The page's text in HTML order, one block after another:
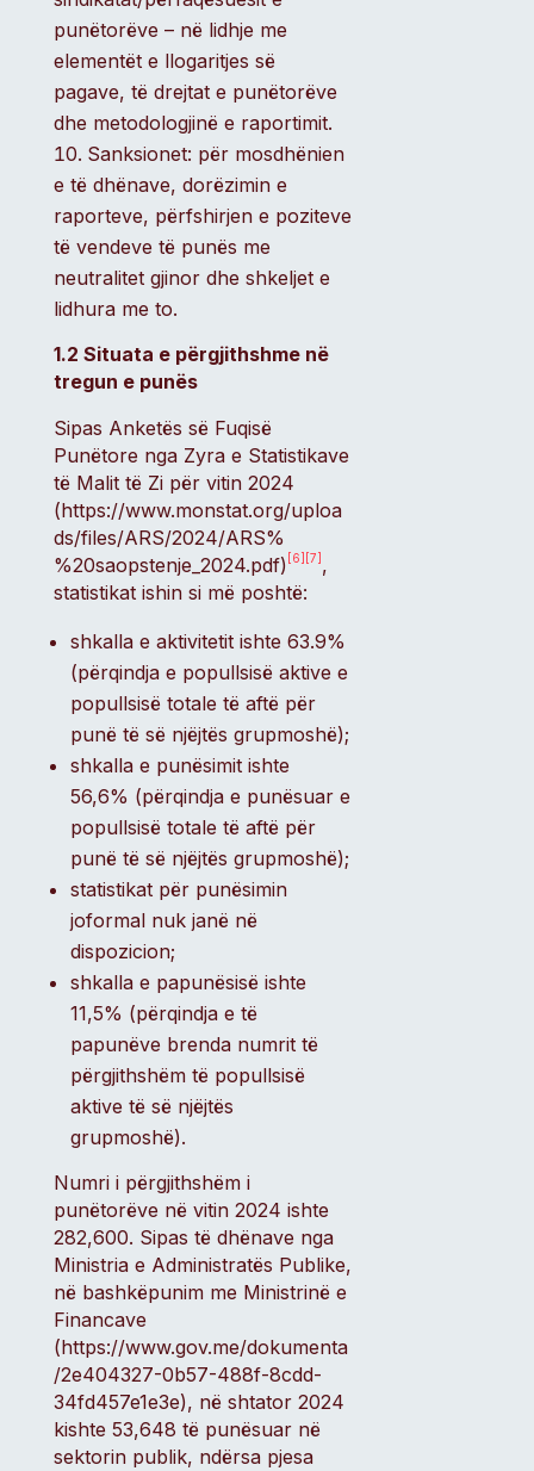
punëtorëve – në lidhje me
elementët e llogaritjes së
pagave, të drejtat e punëtorëve
dhe metodologjinë e raportimit.
Sanksionet: për mosdhënien
e të dhënave, dorëzimin e
raporteve, përfshirjen e poziteve
të vendeve të punës me
neutralitet gjinor dhe shkeljet e
lidhura me to.
1.2 Situata e përgjithshme në
tregun e punës
Sipas Anketës së Fuqisë
Punëtore nga Zyra e Statistikave
të Malit të Zi për vitin 2024
(https://www.monstat.org/uploa
ds/files/ARS/2024/ARS%
%20saopstenje_2024.pdf) [6] [7] ,
statistikat ishin si më poshtë:
shkalla e aktivitetit ishte 63.9%
(përqindja e popullsisë aktive e
popullsisë totale të aftë për
punë të së njëjtës grupmoshë);
shkalla e punësimit ishte
56,6% (përqindja e punësuar e
popullsisë totale të aftë për
punë të së njëjtës grupmoshë);
statistikat për punësimin
joformal nuk janë në
dispozicion;
shkalla e papunësisë ishte
11,5% (përqindja e të
papunëve brenda numrit të
përgjithshëm të popullsisë
aktive të së njëjtës
grupmoshë).
Numri i përgjithshëm i
punëtorëve në vitin 2024 ishte
282,600. Sipas të dhënave nga
Ministria e Administratës Publike,
në bashkëpunim me Ministrinë e
Financave
(https://www.gov.me/dokumenta
/2e404327-0b57-488f-8cdd-
34fd457e1e3e), në shtator 2024
kishte 53,648 të punësuar në
sektorin publik, ndërsa pjesa